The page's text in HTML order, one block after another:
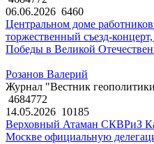
06.06.2026 6460
Центральном доме работников
торжественный съезд-
Победы в Великой
Розанов Валерий
Журнал "Вестник
4684772
14.05.2026 10185
Верховный Атаман СКВРиЗ
Москве официальную